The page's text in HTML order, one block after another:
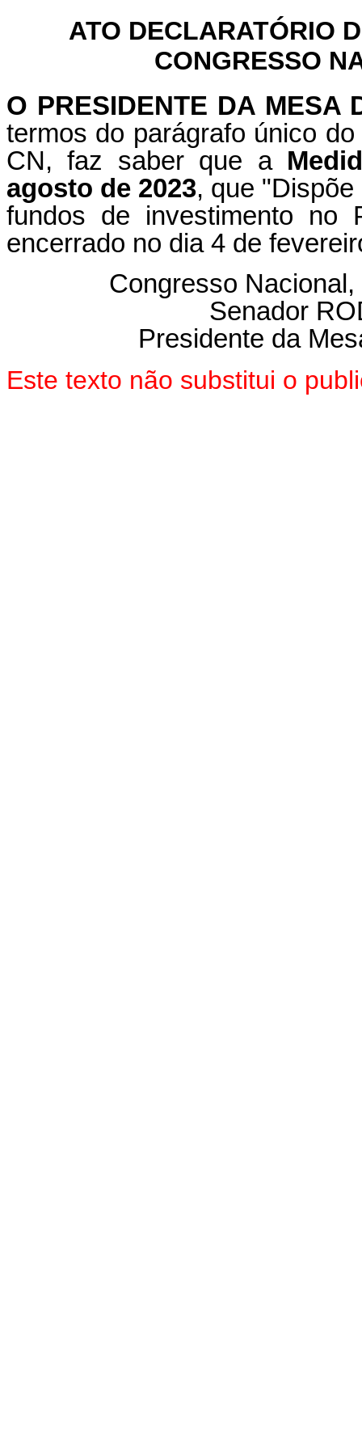
ATO DECLARATÓRIO
CONGRESSO
O PRESIDENTE DA MESA
termos do parágrafo único
CN, faz saber que a
agosto de 2023, que
fundos de investimento no
encerrado no dia 4 de
Congresso
Senador
Presidente da
Este texto não substitui o